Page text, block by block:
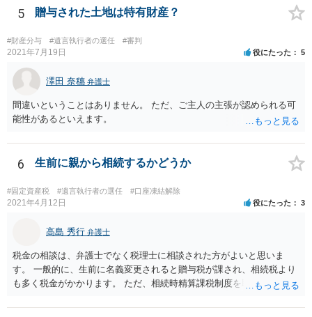
いう法律関係にありません。 遺言の内容と遺産の総額の通知、公正証
で、対応しましょう。 そのあとは遺留分の請求などがあればそれへの
対応となるでしょう。
5 贈与された土地は特有財産？
#財産分与 #遺言執行者の選任 #審判
2021年7月19日 役にたった 5
澤田 奈穗 弁護士
間違いということはありません。 ただ、ご主人の主張が認められる可
能性があるといえます。
6 生前に親から相続するかどうか
#固定資産税 #遺言執行者の選任 #口座凍結解除
2021年4月12日 役にたった 3
高島 秀行 弁護士
税金の相談は、弁護士でなく税理士に相談された方がよいと思いま
す。 一般的に、生前に名義変更されると贈与税が課され、相続税より
も多く税金がかかります。 ただ、相続時精算課税制度を取れば、実質
ういう場合にどれくらい税金がかかるか計算してもらって どういう方